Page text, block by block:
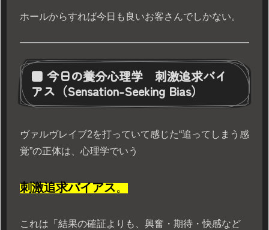
ホールからすれば今日も良いお客さんでしかない。
■ 今日の養分心理学 刺激追求バイ
アス（Sensation-Seeking Bias）
ヴァルヴレイブ2を打っていて感じた“追ってしまう感
覚”の正体は、心理学でいう
刺激追求バイアス。
これは「結果の確証よりも、興奮・期待・快感など